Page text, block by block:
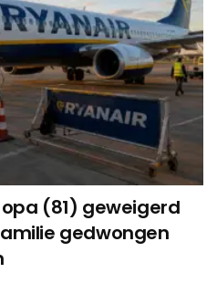
(81) geweigerd
gedwongen